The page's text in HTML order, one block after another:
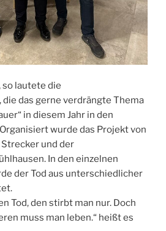
so lautete die
das gerne verdrängte Thema
in diesem Jahr in den
wurde das Projekt von
und der
In den einzelnen
der Tod aus unterschiedlicher
Tod, den stirbt man nur. Doch
muss man leben.“ heißt es